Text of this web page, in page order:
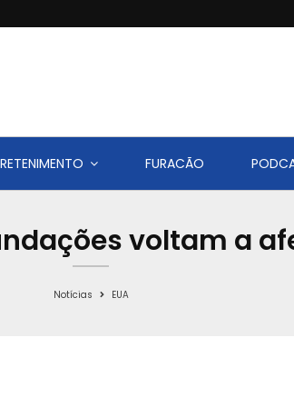
FURACÃO
voltam a
Notícias EUA